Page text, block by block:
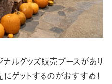
ルグッズ販売ブースがあり
にゲットするのがおすすめ！